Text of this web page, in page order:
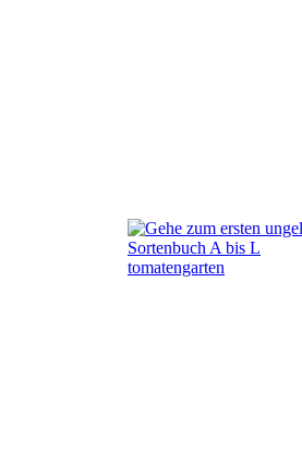
Sortenbuch A bis L
tomatengarten